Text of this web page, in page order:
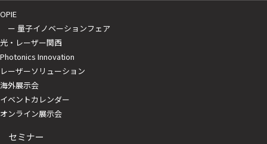
OPIE
ー 量子イノベーションフェア
光・レーザー関西
Photonics Innovation
レーザーソリューション
海外展示会
イベントカレンダー
オンライン展示会
セミナー